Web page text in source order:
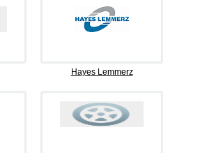
Hayes Lemmerz